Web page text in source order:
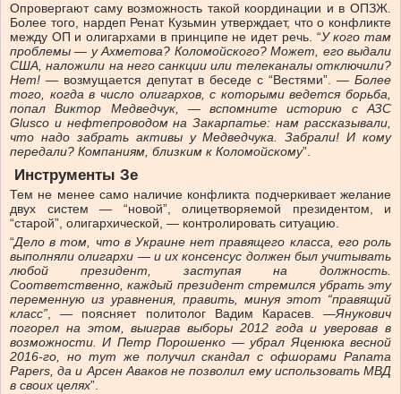
Опровергают саму возможность такой координации и в ОПЗЖ.
Более того, нардеп Ренат Кузьмин утверждает, что о конфликте
между ОП и олигархами в принципе не идет речь. “У кого там
проблемы — у Ахметова? Коломойского? Может, его выдали
США, наложили на него санкции или телеканалы отключили?
Нет! — возмущается депутат в беседе с “Вестями”. — Более
того, когда в число олигархов, с которыми ведется борьба,
попал Виктор Медведчук, — вспомните историю с АЗС
Glusco и нефтепроводом на Закарпатье: нам рассказывали,
что надо забрать активы у Медведчука. Забрали! И кому
передали? Компаниям, близким к Коломойскому”.
Инструменты Зе
Тем не менее само наличие конфликта подчеркивает желание
двух систем — “новой”, олицетворяемой президентом, и
“старой”, олигархической, — контролировать ситуацию.
“Дело в том, что в Украине нет правящего класса, его роль
выполняли олигархи — и их консенсус должен был учитывать
любой президент, заступая на должность.
Соответственно, каждый президент стремился убрать эту
переменную из уравнения, править, минуя этот “правящий
класс”, — поясняет политолог Вадим Карасев. —Янукович
погорел на этом, выиграв выборы 2012 года и уверовав в
возможности. И Петр Порошенко — убрал Яценюка весной
2016-го, но тут же получил скандал с офшорами Panama
Papers, да и Арсен Аваков не позволил ему использовать МВД
в своих целях”.